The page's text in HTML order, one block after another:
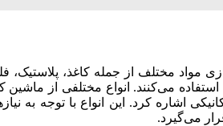
مختلف از جمله کاغذ، پلاستیک،
می‌کنند. انواع مختلفی از ماشین
اشاره کرد. این انواع با توجه به
می‌گیرد.